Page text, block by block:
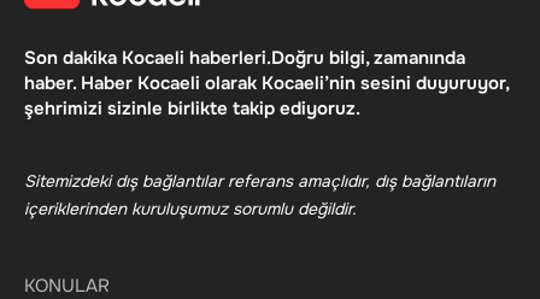
Son dakika Kocaeli haberleri.Doğru bilgi, zamanında
haber. Haber Kocaeli olarak Kocaeli’nin sesini duyuruyor,
şehrimizi sizinle birlikte takip ediyoruz.
Sitemizdeki dış bağlantılar referans amaçlıdır, dış bağlantıların
içeriklerinden kuruluşumuz sorumlu değildir.
KONULAR